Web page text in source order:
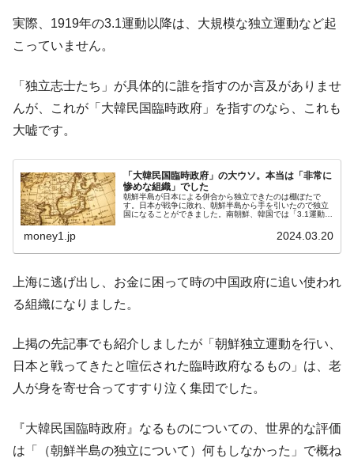
実際、1919年の3.1運動以降は、大規模な独立運動など起
こっていません。
「独立志士たち」が具体的に誰を指すのか言及がありませ
んが、これが「大韓民国臨時政府」を指すのなら、これも
大嘘です。
「大韓民国臨時政府」の大ウソ。本当は「非常に
惨めな組織」でした
朝鮮半島が日本による併合から独立できたのは棚ぼたで
す。日本が戦争に敗れ、朝鮮半島から手を引いたので独立
国になることができました。南朝鮮、韓国では「3.1運動が
money1.jp 2024.03.20
上海に逃げ出し、お金に困って時の中国政府に追い使われ
る組織になりました。
上掲の先記事でも紹介しましたが「朝鮮独立運動を行い、
日本と戦ってきたと喧伝された臨時政府なるもの」は、老
人が身を寄せ合ってすすり泣く集団でした。
『大韓民国臨時政府』なるものについての、世界的な評価
は「（朝鮮半島の独立について）何もしなかった」で概ね